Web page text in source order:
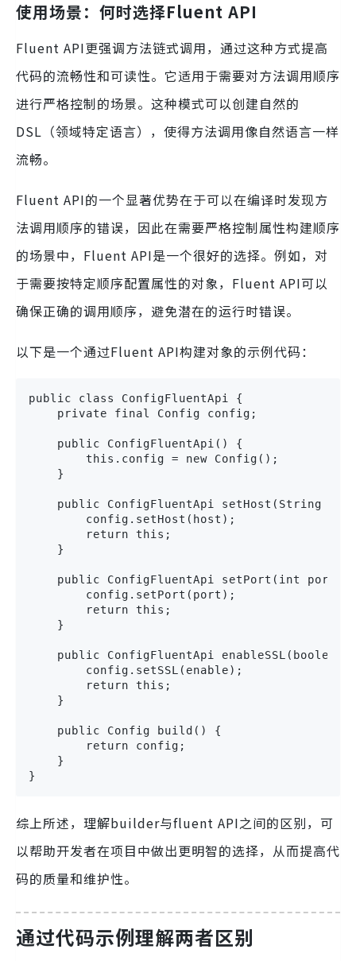
使用场景：何时选择Fluent API
Fluent API更强调方法链式调用，通过这种方式提高
代码的流畅性和可读性。它适用于需要对方法调用顺序
进行严格控制的场景。这种模式可以创建自然的
DSL（领域特定语言），使得方法调用像自然语言一样
流畅。
Fluent API的一个显著优势在于可以在编译时发现方
法调用顺序的错误，因此在需要严格控制属性构建顺序
的场景中，Fluent API是一个很好的选择。例如，对
于需要按特定顺序配置属性的对象，Fluent API可以
确保正确的调用顺序，避免潜在的运行时错误。
以下是一个通过Fluent API构建对象的示例代码：
public class ConfigFluentApi {
    private final Config config;
    public ConfigFluentApi() {
        this.config = new Config();
    }
public ConfigFluentApi setHost(String
        config.setHost(host);
        return this;
    }
public ConfigFluentApi setPort(int port)
        config.setPort(port);
        return this;
    }
public ConfigFluentApi enableSSL(boolean
        config.setSSL(enable);
        return this;
    }
    public Config build() {
        return config;
    }
}
综上所述，理解builder与fluent API之间的区别，可
以帮助开发者在项目中做出更明智的选择，从而提高代
码的质量和维护性。
通过代码示例理解两者区别